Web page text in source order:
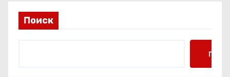
Поиск
Поиск